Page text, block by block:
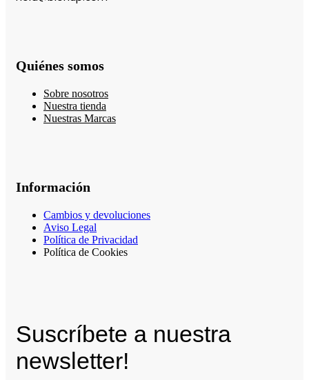
Quiénes somos
Sobre nosotros
Nuestra tienda
Nuestras Marcas
Información
Cambios y devoluciones
Aviso Legal
Política de Privacidad
Política de Cookies
Suscríbete a nuestra
newsletter!